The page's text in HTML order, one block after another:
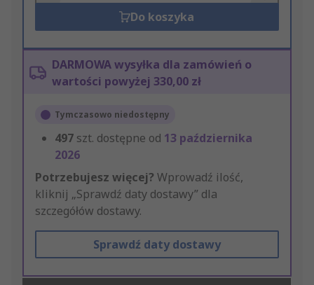
Do koszyka
DARMOWA wysyłka dla zamówień o
wartości powyżej 330,00 zł
Tymczasowo niedostępny
497 szt. dostępne od 13 października
2026
Potrzebujesz więcej? Wprowadź ilość,
kliknij „Sprawdź daty dostawy” dla
szczegółów dostawy.
Sprawdź daty dostawy